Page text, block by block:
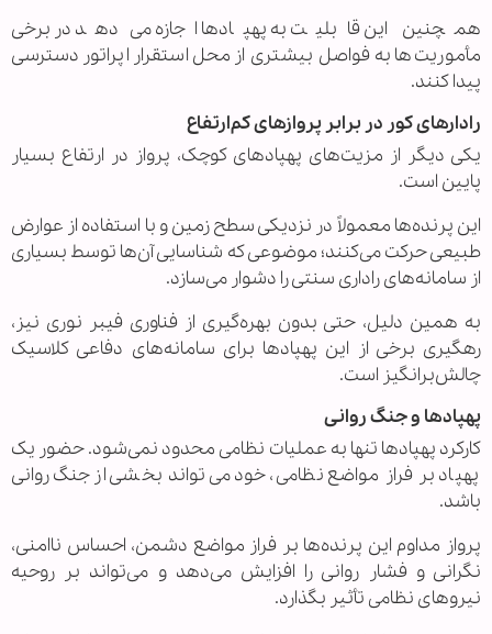
همچنین این قابلیت به پهپادها اجازه می‌دهد در برخی
مأموریت‌ها به فواصل بیشتری از محل استقرار اپراتور دسترسی
پیدا کنند.
رادارهای کور در برابر پروازهای کم‌ارتفاع
یکی دیگر از مزیت‌های پهپادهای کوچک، پرواز در ارتفاع بسیار
پایین است.
این پرنده‌ها معمولاً در نزدیکی سطح زمین و با استفاده از عوارض
طبیعی حرکت می‌کنند؛ موضوعی که شناسایی آن‌ها توسط بسیاری
از سامانه‌های راداری سنتی را دشوار می‌سازد.
به همین دلیل، حتی بدون بهره‌گیری از فناوری فیبر نوری نیز،
رهگیری برخی از این پهپادها برای سامانه‌های دفاعی کلاسیک
چالش‌برانگیز است.
پهپادها و جنگ روانی
کارکرد پهپادها تنها به عملیات نظامی محدود نمی‌شود. حضور یک
پهپاد بر فراز مواضع نظامی، خود می‌تواند بخشی از جنگ روانی
باشد.
پرواز مداوم این پرنده‌ها بر فراز مواضع دشمن، احساس ناامنی،
نگرانی و فشار روانی را افزایش می‌دهد و می‌تواند بر روحیه
نیروهای نظامی تأثیر بگذارد.